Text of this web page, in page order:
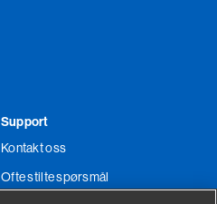
Support
Kontakt oss
Ofte stilte spørsmål